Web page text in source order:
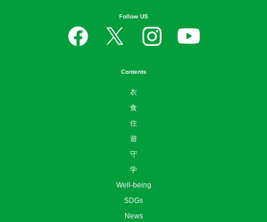
Follow US
Contents
衣
食
住
遊
守
学
Well-being
SDGs
News